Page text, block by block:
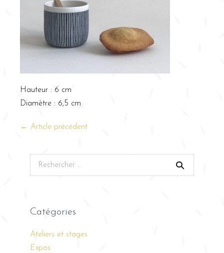
Hauteur : 6 cm
Diamètre : 6,5 cm
← Article précédent
Catégories
Ateliers et stages
Expos